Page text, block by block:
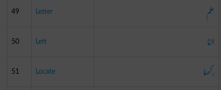
49 Letter علم
50 Left الٹا
51 Locate رکھنا